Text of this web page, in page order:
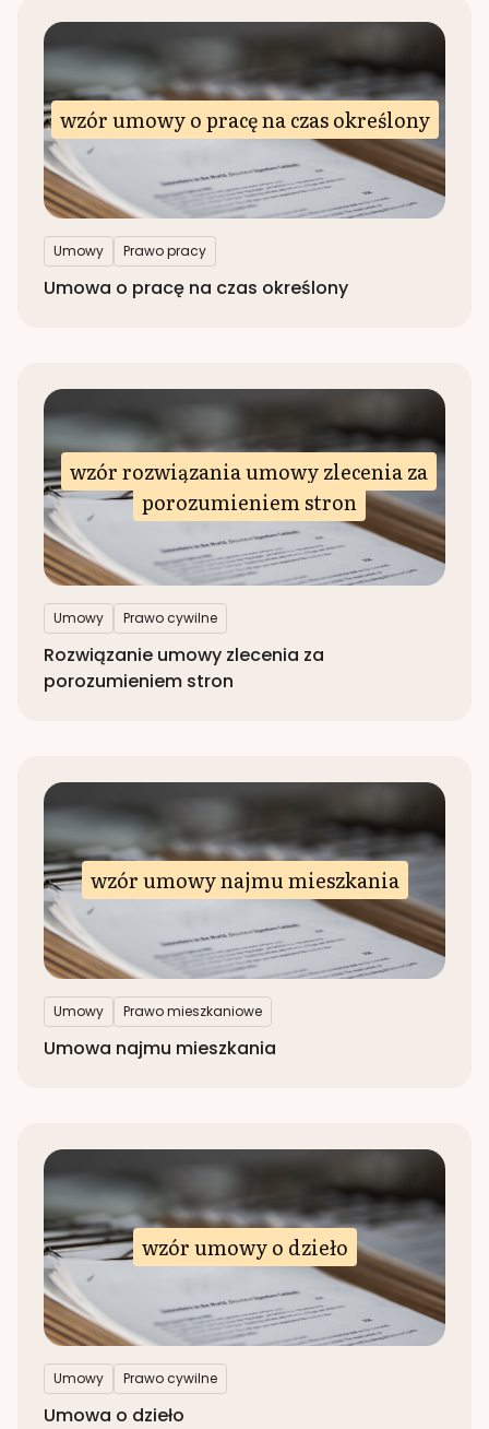
wzór umowy o pracę na czas określony
Umowy Prawo pracy
Umowa o pracę na czas określony
wzór rozwiązania umowy zlecenia za
porozumieniem stron
Umowy Prawo cywilne
Rozwiązanie umowy zlecenia za
porozumieniem stron
wzór umowy najmu mieszkania
Umowy Prawo mieszkaniowe
Umowa najmu mieszkania
wzór umowy o dzieło
Umowy Prawo cywilne
Umowa o dzieło